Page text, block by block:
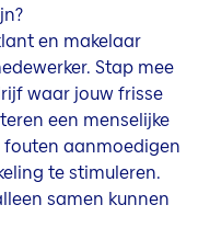
en makelaar
Stap mee
waar jouw frisse
een menselijke
aanmoedigen
te stimuleren.
samen kunnen